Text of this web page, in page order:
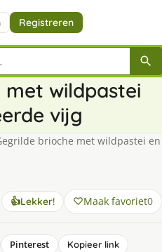
Registreren
met wildpastei
vijg
brioche met wildpastei en
👍Lekker! Maak favoriet0
Pinterest
Kopieer link